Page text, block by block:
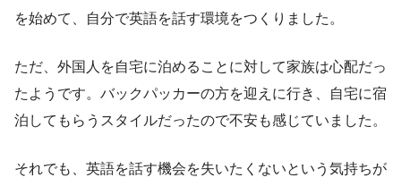
を始めて、自分で英語を話す環境をつくりました。
ただ、外国人を自宅に泊めることに対して家族は心配だっ
たようです。バックパッカーの方を迎えに行き、自宅に宿
泊してもらうスタイルだったので不安も感じていました。
それでも、英語を話す機会を失いたくないという気持ちが